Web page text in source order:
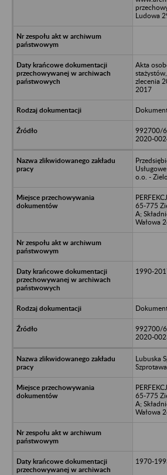
Ludowa
Akta
zlecenia
2017
992700/
2020-
o.o. -
65-775
A;
Wałowa
1990-
992700/
2020-
Lubuska
65-775
A;
Wałowa
1970-